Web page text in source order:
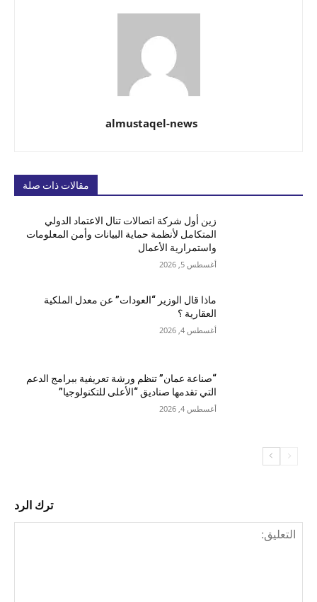
almustaqel-news
مقالات ذات صلة
زين أول شركة اتصالات تنال الاعتماد الدولي
المتكامل لأنظمة حماية البيانات وأمن المعلومات
واستمرارية الأعمال
أغسطس 5, 2026
ماذا قال الوزير “العودات” عن معدل الملكية
العقارية ؟
أغسطس 4, 2026
“صناعة عمان” تنظم ورشة تعريفية ببرامج الدعم
التي تقدمها صناديق “الأعلى للتكنولوجيا”
أغسطس 4, 2026
ترك الرد